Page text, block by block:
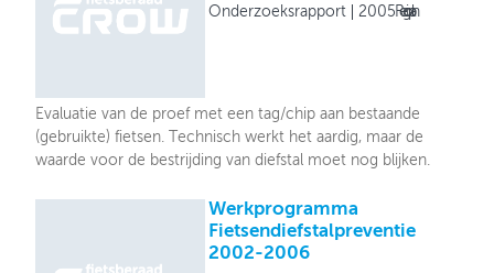
Onderzoeksrapport 2005Regioplan
Evaluatie van de proef met een tag/chip aan bestaande
(gebruikte) fietsen. Technisch werkt het aardig, maar de
waarde voor de bestrijding van diefstal moet nog blijken.
Werkprogramma
Fietsendiefstalpreventie
2002-2006